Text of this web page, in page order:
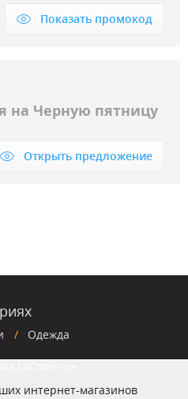
Показать промокод
на Черную пятницу
Открыть предложение
Одежда
интернет-магазинов